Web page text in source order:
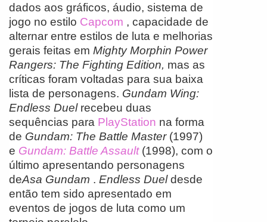
dados aos gráficos, áudio, sistema de
jogo no estilo Capcom , capacidade de
alternar entre estilos de luta e melhorias
gerais feitas em Mighty Morphin Power
Rangers: The Fighting Edition, mas as
críticas foram voltadas para sua baixa
lista de personagens. Gundam Wing:
Endless Duelrecebeu duas
sequências para PlayStation na forma
de Gundam: The Battle Master(1997)
e Gundam: Battle Assault(1998), com o
último apresentando personagens
deAsa Gundam . Endless Dueldesde
então tem sido apresentado em
eventos de jogos de luta como um